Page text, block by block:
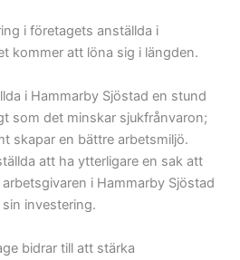
i företagets anställda i
kommer att löna sig i längden.
i Hammarby Sjöstad en stund
som det minskar sjukfrånvaron;
skapar en bättre arbetsmiljö.
att ha ytterligare en sak att
i Hammarby Sjöstad
investering.
bidrar till att stärka